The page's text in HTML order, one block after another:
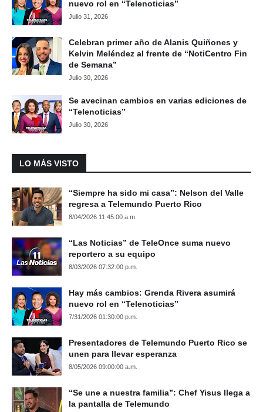
nuevo rol en “Telenoticias”
Julio 31, 2026
Celebran primer año de Alanis Quiñones y
Kelvin Meléndez al frente de “NotiCentro Fin
de Semana”
Julio 30, 2026
Se avecinan cambios en varias ediciones de
“Telenoticias”
Julio 30, 2026
LO MÁS VISTO
“Siempre ha sido mi casa”: Nelson del Valle
regresa a Telemundo Puerto Rico
8/04/2026 11:45:00 a.m.
“Las Noticias” de TeleOnce suma nuevo
reportero a su equipo
8/03/2026 07:32:00 p.m.
Hay más cambios: Grenda Rivera asumirá
nuevo rol en “Telenoticias”
7/31/2026 01:30:00 p.m.
Presentadores de Telemundo Puerto Rico se
unen para llevar esperanza
8/05/2026 09:00:00 a.m.
“Se une a nuestra familia”: Chef Yisus llega a
la pantalla de Telemundo